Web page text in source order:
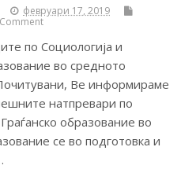
февруари 17, 2019
по Социологија и
во средното
Ве информираме
натпревари по
образование во
се во подготовка и